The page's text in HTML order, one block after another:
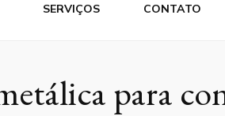
SERVIÇOS CONTATO
para